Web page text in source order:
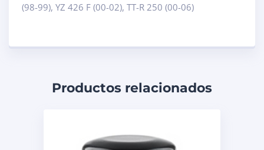
(98-99), YZ 426 F (00-02), TT-R 250 (00-06)
Productos relacionados